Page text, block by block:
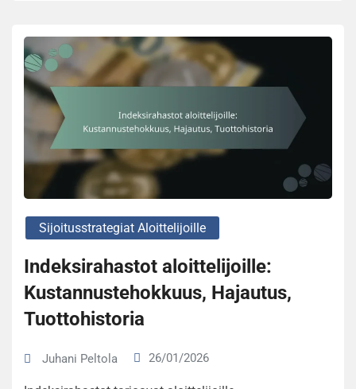
Sijoitusstrategiat Aloittelijoille
Indeksirahastot aloittelijoille:
Kustannustehokkuus, Hajautus,
Tuottohistoria
Juhani Peltola 26/01/2026